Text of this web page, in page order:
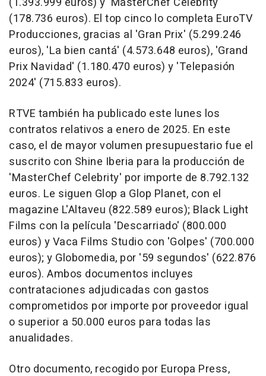
(178.736 euros). El top cinco lo completa EuroTV
Producciones, gracias al 'Gran Prix' (5.299.246
euros), 'La bien cantá' (4.573.648 euros), 'Grand
Prix Navidad' (1.180.470 euros) y 'Telepasión
2024' (715.833 euros).
RTVE también ha publicado este lunes los
contratos relativos a enero de 2025. En este
caso, el de mayor volumen presupuestario fue el
suscrito con Shine Iberia para la producción de
'MasterChef Celebrity' por importe de 8.792.132
euros. Le siguen Glop a Glop Planet, con el
magazine L'Altaveu (822.589 euros); Black Light
Films con la película 'Descarriado' (800.000
euros) y Vaca Films Studio con 'Golpes' (700.000
euros); y Globomedia, por '59 segundos' (622.876
euros). Ambos documentos incluyes
contrataciones adjudicadas con gastos
comprometidos por importe por proveedor igual
o superior a 50.000 euros para todas las
anualidades.
Otro documento, recogido por Europa Press,